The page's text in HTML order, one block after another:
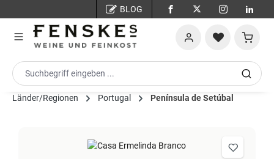
BLOG
Länder/Regionen Portugal Península de Setúbal